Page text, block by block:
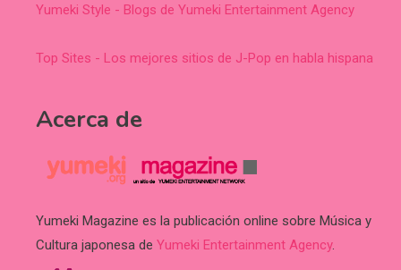
Yumeki Style - Blogs de Yumeki Entertainment Agency
Top Sites - Los mejores sitios de J-Pop en habla hispana
Acerca de
Yumeki Magazine es la publicación online sobre Música y
Cultura japonesa de Yumeki Entertainment Agency.